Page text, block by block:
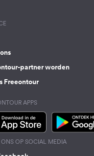
partner worden
Freeontour
APPS
OP SOCIAL MEDIA